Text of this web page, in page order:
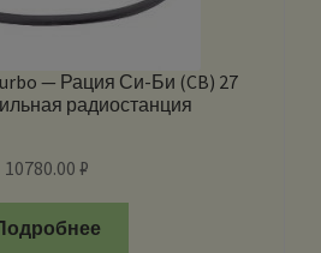
— Рация Си-Би (CB) 27
радиостанция
10780.00₽